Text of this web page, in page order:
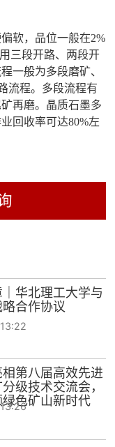
软，品位一般在2%
三段开路、两段开
一般为多段磨矿、
流程。多段流程有
再磨。晶质石墨多
回收率可达80%左
华北理工大学与
合作协议
第八届高效先进
级技术交流会，
色矿山新时代